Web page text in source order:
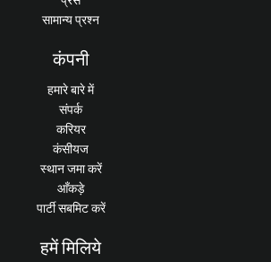
सामान्य प्रश्न
कंपनी
हमारे बारे में
संपर्क
करियर
कंसीयज
स्थान जमा करें
आँकड़े
पार्टी सबमिट करें
हमें मिलिये